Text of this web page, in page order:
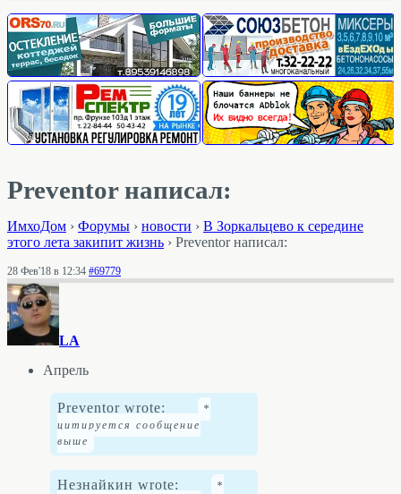
Preventor написал:
ИмхоДом › Форумы › новости › В Зоркальцево к середине
этого лета закипит жизнь › Preventor написал:
28 Фев'18 в 12:34 #69779
LA
Апрель
Preventor wrote:
Незнайкин wrote: